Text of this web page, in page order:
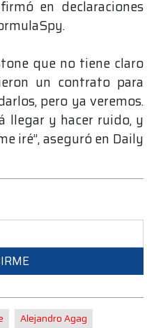
en declaraciones
que no tiene claro
un contrato para
pero ya veremos.
llegar y hacer ruido, y
iré”, aseguró en Daily
Alejandro Agag